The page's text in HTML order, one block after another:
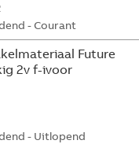
- Courant
Future
2v f-ivoor
- Uitlopend